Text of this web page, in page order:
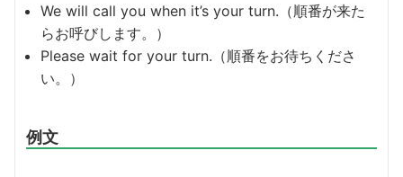
We will call you when it’s your turn.（順番が来た
らお呼びします。）
Please wait for your turn.（順番をお待ちくださ
い。）
例文